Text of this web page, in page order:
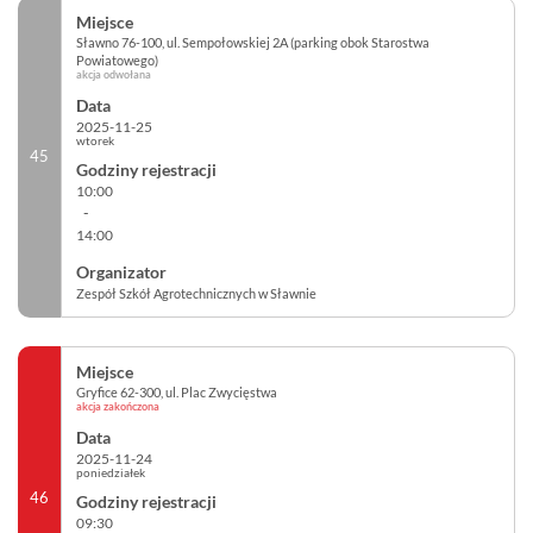
45
Sławno 76-100, ul. Sempołowskiej 2A (parking obok Starostwa
Powiatowego)
akcja odwołana
2025-11-25
wtorek
10:00
-
14:00
Zespół Szkół Agrotechnicznych w Sławnie
46
Gryfice 62-300, ul. Plac Zwycięstwa
akcja zakończona
2025-11-24
poniedziałek
09:30